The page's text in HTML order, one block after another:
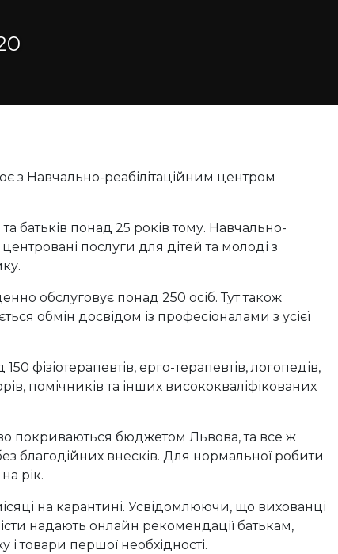
з Навчально-реабілітаційним центром
батьків понад 25 років тому. Навчально-
послуги для дітей та молоді з
обслуговує понад 250 осіб. Тут також
обмін досвідом із професіоналами з усієї
фізіотерапевтів, ерго-терапевтів, логопедів,
помічників та інших висококваліфікованих
покриваються бюджетом Львова, та все ж
благодійних внесків. Для нормальної робити
рік.
на карантині. Усвідомлюючи, що вихованці
надають онлайн рекомендації батькам,
і товари першої необхідності.